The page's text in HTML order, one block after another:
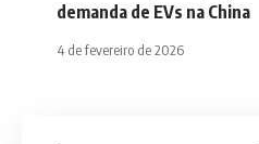
demanda de EVs na China
4 de fevereiro de 2026